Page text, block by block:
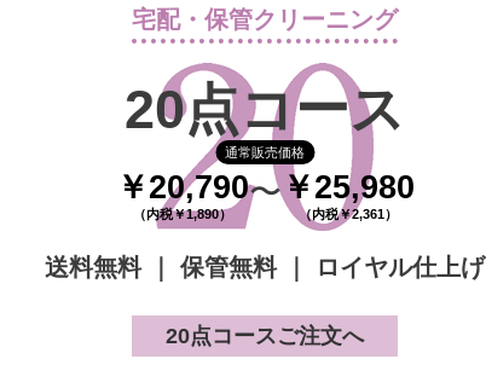
宅配・保管クリーニング
20点コース
通常販売価格
￥20,790
（内税￥1,890）
〜￥25,980
（内税￥2,361）
送料無料 ｜ 保管無料 ｜ ロイヤル仕上げ
20点コースご注文へ